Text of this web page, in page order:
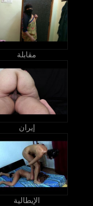
مقابلة
إيران
الإيطالية